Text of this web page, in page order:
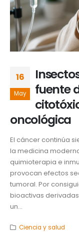
16
May
fuente
oncológica
El cáncer continúa
la medicina
quimioterapia e
provocan efectos
tumoral. Por
bioactivas
un...
Ciencia y salud